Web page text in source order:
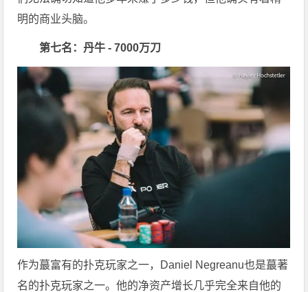
明的商业头脑。
第七名：丹牛 - 7000万刀
作为蕞富有的扑克玩家之一，Daniel Negreanu也是蕞著
名的扑克玩家之一。他的净资产增长几乎完全来自他的